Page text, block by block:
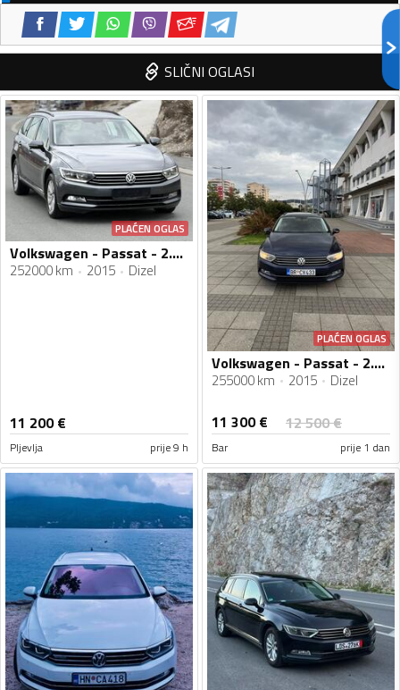
SLIČNI OGLASI
PLAĆEN OGLAS
Volkswagen - Passat - 2.0 tdi
252000 km 2015 Dizel
11 200€
Pljevlja prije 9 h
PLAĆEN OGLAS
Volkswagen - Passat - 2.0 TDI
255000 km 2015 Dizel
11 300€ 12 500€
Bar prije 1 dan